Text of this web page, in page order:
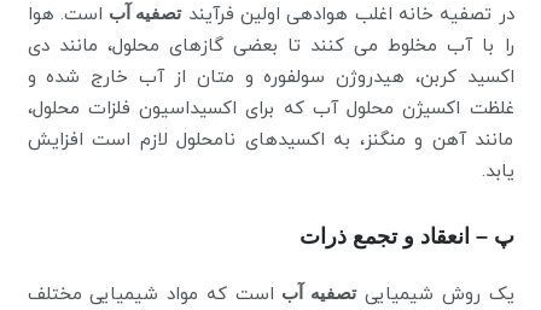
در تصفیه خانه اغلب هوادهی اولین فرآیندتصفیه آب است. هوا
را با آب مخلوط می کنند تا بعضی گازهای محلول، مانند دی
اکسید کربن، هیدروژن سولفوره و متان از آب خارج شده و
غلظت اکسیژن محلول آب که برای اکسیداسیون فلزات محلول،
مانند آهن و منگنز، به اکسیدهای نامحلول لازم است افزایش
یابد.
پ – انعقاد و تجمع ذرات
یک روش شیمیاییتصفیه آب است که مواد شیمیایی مختلف